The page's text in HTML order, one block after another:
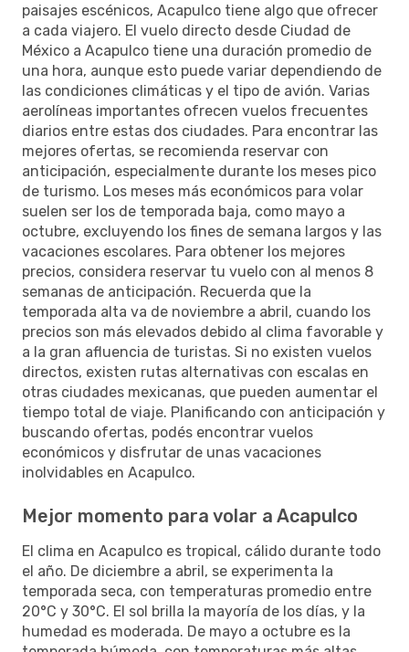
paisajes escénicos, Acapulco tiene algo que ofrecer
a cada viajero. El vuelo directo desde Ciudad de
México a Acapulco tiene una duración promedio de
una hora, aunque esto puede variar dependiendo de
las condiciones climáticas y el tipo de avión. Varias
aerolíneas importantes ofrecen vuelos frecuentes
diarios entre estas dos ciudades. Para encontrar las
mejores ofertas, se recomienda reservar con
anticipación, especialmente durante los meses pico
de turismo. Los meses más económicos para volar
suelen ser los de temporada baja, como mayo a
octubre, excluyendo los fines de semana largos y las
vacaciones escolares. Para obtener los mejores
precios, considera reservar tu vuelo con al menos 8
semanas de anticipación. Recuerda que la
temporada alta va de noviembre a abril, cuando los
precios son más elevados debido al clima favorable y
a la gran afluencia de turistas. Si no existen vuelos
directos, existen rutas alternativas con escalas en
otras ciudades mexicanas, que pueden aumentar el
tiempo total de viaje. Planificando con anticipación y
buscando ofertas, podés encontrar vuelos
económicos y disfrutar de unas vacaciones
inolvidables en Acapulco.
Mejor momento para volar a Acapulco
El clima en Acapulco es tropical, cálido durante todo
el año. De diciembre a abril, se experimenta la
temporada seca, con temperaturas promedio entre
20°C y 30°C. El sol brilla la mayoría de los días, y la
humedad es moderada. De mayo a octubre es la